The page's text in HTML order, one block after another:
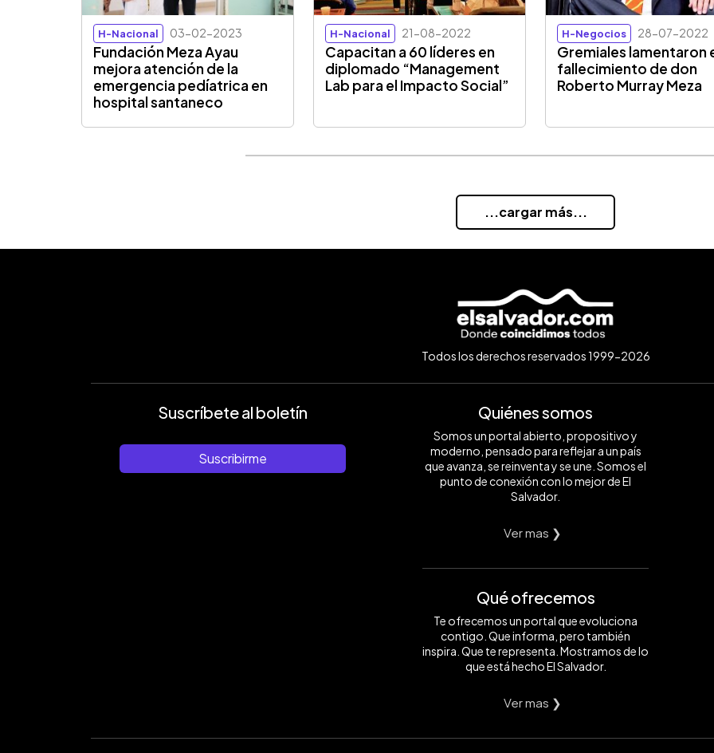
H-Nacional 03-02-2023
Fundación Meza Ayau
mejora atención de la
emergencia pedíatrica en
hospital santaneco
H-Nacional 21-08-2022
Capacitan a 60 líderes en
diplomado “Management
Lab para el Impacto Social”
H-Negocios 28-07-2022
Gremiales lamentaron
fallecimiento de don
Roberto Murray Meza
...cargar más...
Todos los derechos reservados 1999-2026
Suscríbete al boletín
Suscribirme
Quiénes somos
Somos un portal abierto, propositivo y
moderno, pensado para reflejar a un país
que avanza, se reinventa y se une. Somos el
punto de conexión con lo mejor de El
Salvador.
Ver mas ❯
Qué ofrecemos
Te ofrecemos un portal que evoluciona
contigo. Que informa, pero también
inspira. Que te representa. Mostramos de lo
que está hecho El Salvador.
Ver mas ❯